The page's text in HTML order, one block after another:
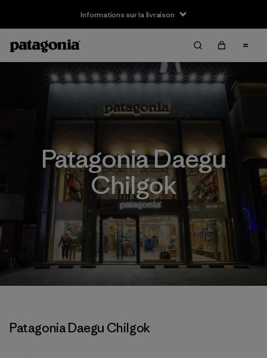
Informations sur la livraison
Patagonia Daegu
Chilgok
Patagonia Daegu Chilgok